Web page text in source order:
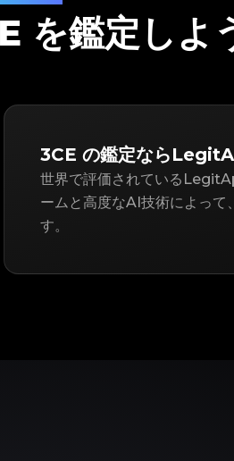
を鑑定しよ
3CE の鑑定なら
世界で評価されている
ームと高度なAI技術によって
す。